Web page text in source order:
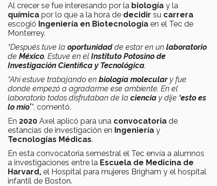
Al crecer se fue interesando por la biología y la
química por lo que a la hora de decidir su carrera
escogió Ingeniería en Biotecnología en el Tec de
Monterrey.
“Después tuve la oportunidadde estar en un laboratorio
de México. Estuve en el Instituto Potosino de
Investigación Científica y Tecnológica.
“Ahí estuve trabajando en biología molecular y fue
donde empezó a agradarme ese ambiente. En el
laboratorio todos disfrutaban de la ciencia y dije ‘esto es
lo mío’”, comentó.
En 2020 Axel aplicó para una convocatoria de
estancias de investigación en Ingeniería y
Tecnologías Médicas.
En esta convocatoria semestral el Tec envía a alumnos
a investigaciones entre la Escuela de Medicina de
Harvard, el Hospital para mujeres Brigham y el hospital
infantil de Boston.